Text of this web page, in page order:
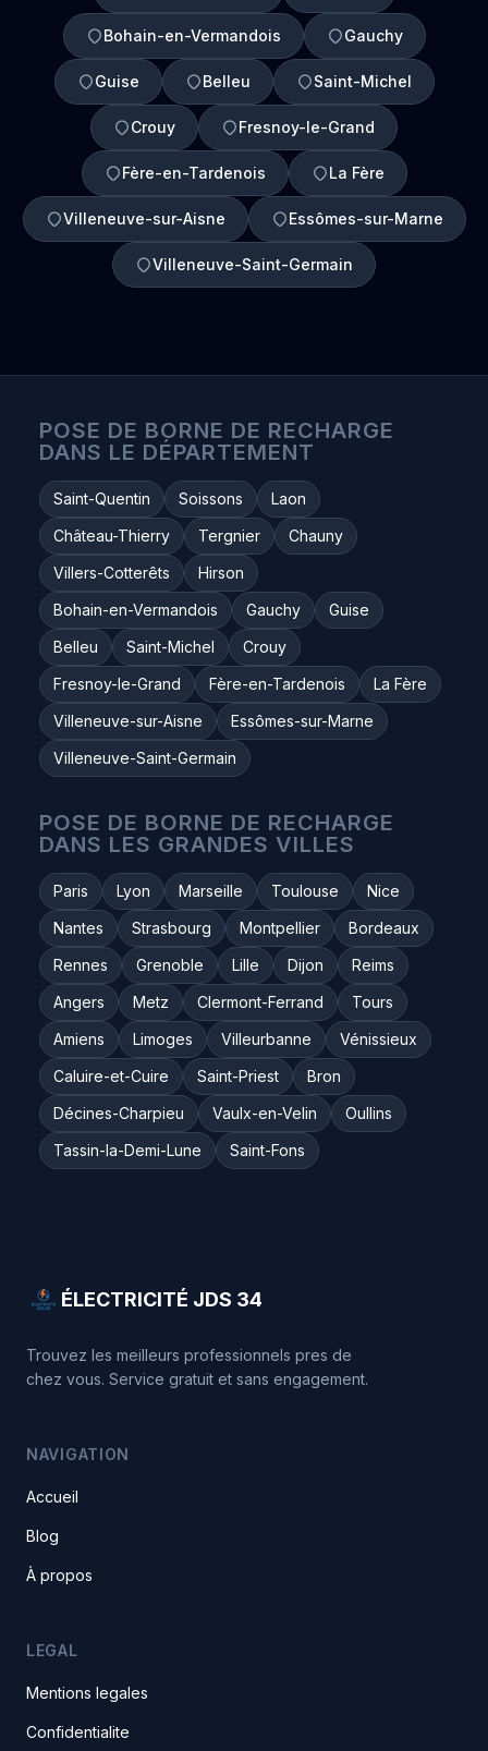
Bohain-en-Vermandois Gauchy
Guise Belleu Saint-Michel
Crouy Fresnoy-le-Grand
Fère-en-Tardenois La Fère
Villeneuve-sur-Aisne Essômes-sur-Marne
Villeneuve-Saint-Germain
POSE DE BORNE DE RECHARGE
DANS LE DÉPARTEMENT
Saint-Quentin Soissons
Laon
Château-Thierry
Tergnier
Chauny
Villers-Cotterêts
Hirson
Bohain-en-Vermandois
Gauchy
Guise
Belleu
Saint-Michel
Crouy
Fresnoy-le-Grand
Fère-en-Tardenois
La Fère
Villeneuve-sur-Aisne
Essômes-sur-Marne
Villeneuve-Saint-Germain
POSE DE BORNE DE RECHARGE
DANS LES GRANDES VILLES
Paris Lyon Marseille Toulouse
Nice
Nantes
Strasbourg Montpellier
Bordeaux
Rennes
Grenoble Lille Dijon
Reims
Angers
Metz Clermont-Ferrand
Tours
Amiens
Limoges Villeurbanne
Vénissieux
Caluire-et-Cuire
Saint-Priest
Bron
Décines-Charpieu
Vaulx-en-Velin
Oullins
Tassin-la-Demi-Lune
Saint-Fons
ÉLECTRICITÉ JDS 34
Trouvez les meilleurs professionnels pres de
chez vous. Service gratuit et sans engagement.
NAVIGATION
Accueil
Blog
À propos
LEGAL
Mentions legales
Confidentialite